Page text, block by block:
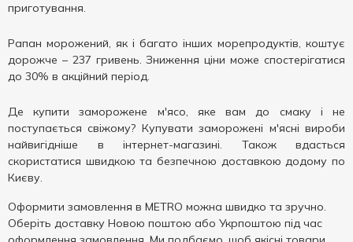
приготування.
Рапан морожений, як і багато інших морепродуктів, коштує
дорожче – 237 гривень. Зниження ціни може спостерігатися
до 30% в акційний період.
Де купити заморожене м'ясо, яке вам до смаку і не
поступається свіжому? Купувати заморожені м'ясні вироби
найвигідніше в інтернет-магазині. Також вдасться
скористатися швидкою та безпечною доставкою додому по
Києву.
Оформити замовлення в METRO можна швидко та зручно.
Оберіть доставку Новою поштою або Укрпоштою під час